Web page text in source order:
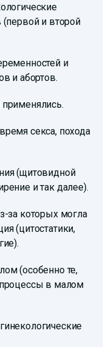
(первой и второй
и
и абортов.
секса, похода
(щитовидной
и так далее).
за которых могла
(цитостатики,
(особенно те,
в малом